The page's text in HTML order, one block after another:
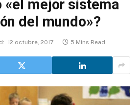
«el mejor sistema
del mundo»?
12 octubre, 2017 5 Mins Read